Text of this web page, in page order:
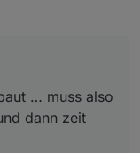
… muss also
dann zeit